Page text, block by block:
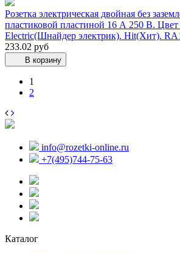
Розетка электрическая двойная без
пластиковой пластиной 16 А 250 В.
Electric(Шнайдер электрик). Hit(Хит).
233.02 руб
В корзину
1
2
info@rozetki-online.ru
+7(495)744-75-63
Каталог